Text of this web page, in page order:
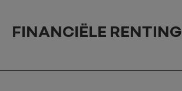
FINANCIËLE RENTING